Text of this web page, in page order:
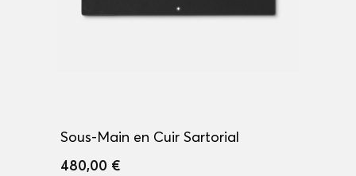
Sous-Main en Cuir Sartorial
480,00 €